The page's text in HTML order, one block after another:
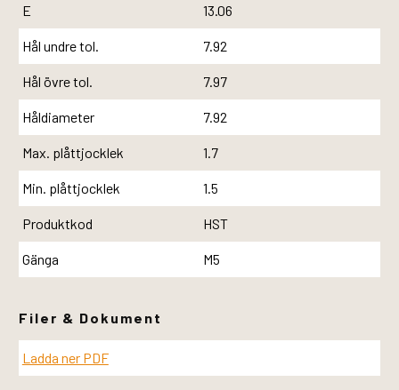
E 13.06
Hål undre tol. 7.92
Hål övre tol. 7.97
Håldiameter 7.92
Max. plåttjocklek 1.7
Min. plåttjocklek 1.5
Produktkod HST
Gänga M5
Filer & Dokument
Ladda ner PDF